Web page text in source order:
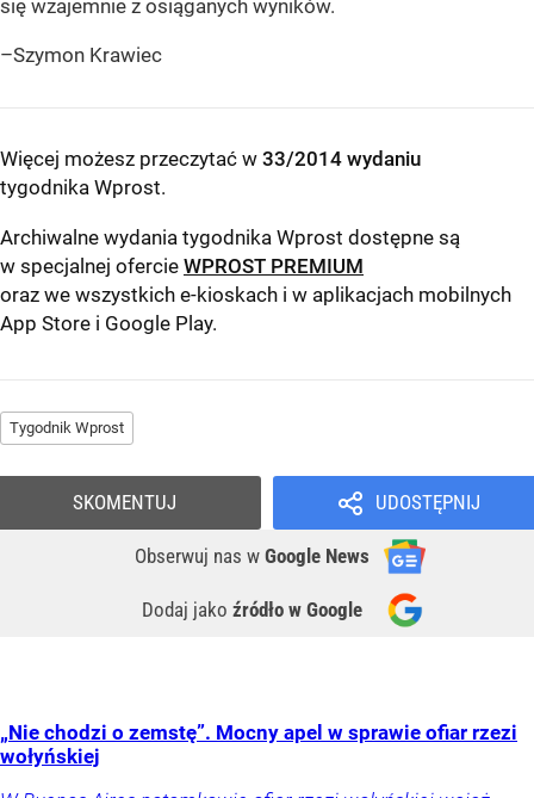
się wzajemnie z osiąganych wyników.
–Szymon Krawiec
Więcej możesz przeczytać w 33/2014 wydaniu
tygodnika Wprost.
Archiwalne wydania tygodnika Wprost dostępne są
w specjalnej ofercie WPROST PREMIUM
oraz we wszystkich e-kioskach i w aplikacjach mobilnych
App Store i Google Play.
Tygodnik Wprost
UDOSTĘPNIJ
Obserwuj nas w Google News
Dodaj jako źródło w Google
SKOMENTUJ
„Nie chodzi o zemstę”. Mocny apel w sprawie ofiar rzezi
wołyńskiej